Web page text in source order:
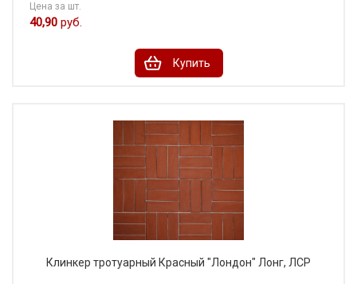
Цена за шт.
40,90 руб.
Купить
Клинкер тротуарный Красный "Лондон" Лонг, ЛСР